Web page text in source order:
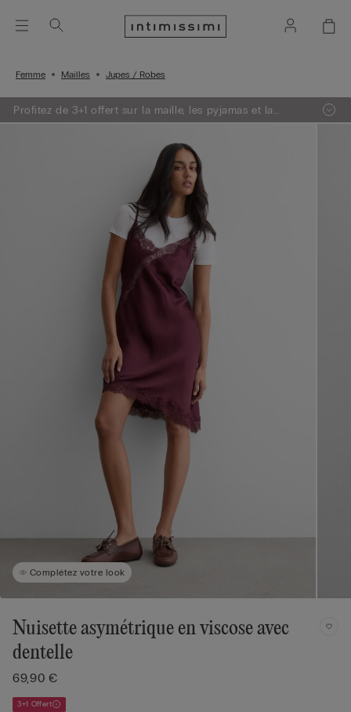
Femme Mailles Jupes / Robes
Profitez de 3+1 offert sur la maille, les pyjamas et la
lingerie.
Complétez votre look
Nuisette asymétrique en viscose avec
dentelle
69,90 €
3+1 Offert